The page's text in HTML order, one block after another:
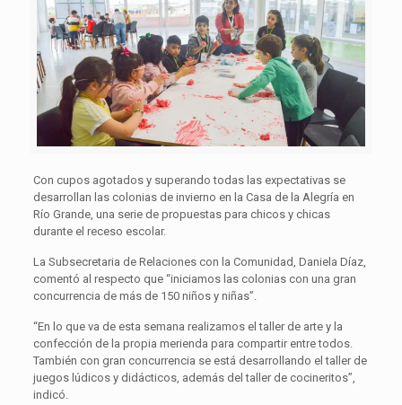
Con cupos agotados y superando todas las expectativas se
desarrollan las colonias de invierno en la Casa de la Alegría en
Río Grande, una serie de propuestas para chicos y chicas
durante el receso escolar.
La Subsecretaria de Relaciones con la Comunidad, Daniela Díaz,
comentó al respecto que “iniciamos las colonias con una gran
concurrencia de más de 150 niños y niñas”.
“En lo que va de esta semana realizamos el taller de arte y la
confección de la propia merienda para compartir entre todos.
También con gran concurrencia se está desarrollando el taller de
juegos lúdicos y didácticos, además del taller de cocineritos”,
indicó.